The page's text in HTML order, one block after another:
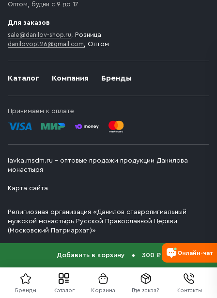
Бренды Каталог Корзина Где заказ? Контакты
Добавить в корзину 300 ₽
Каталог Компания Бренды
Принимаем к оплате
Оптом, будни с 9 до 17
Для заказов
sale@danilov-shop.ru, Розница
danilovopt26@gmail.com, Оптом
lavka.msdm.ru – оптовые продажи продукции Данилова
монастыря
Карта сайта
Религиозная организация «Данилов ставропигиальный
мужской монастырь Русской Православной Церкви
(Московский Патриархат)»
Онлайн-чат